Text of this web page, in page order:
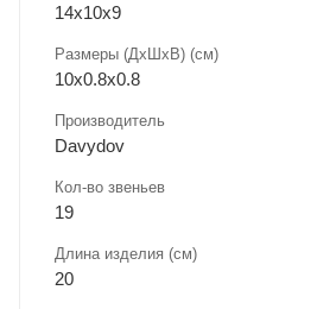
14х10х9
Размеры (ДxШxВ) (см)
10х0.8х0.8
Производитель
Davydov
Кол-во звеньев
19
Длина изделия (см)
20